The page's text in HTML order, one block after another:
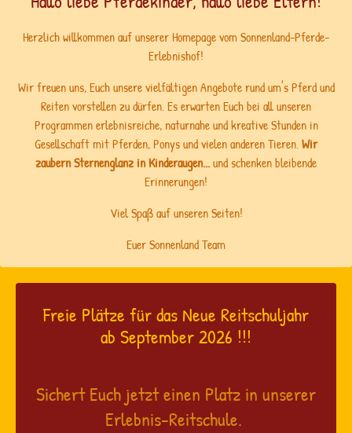
Herzlich willkommen auf unserer Homepage vom Sonnenland-Pferde-
Erlebnishof!
Wir freuen uns, Euch unsere vielfältigen Angebote rund um's Pferd und
Reiten vorstellen zu dürfen. Es erwarten Euch bei all unseren
Programmen erlebnisreiche, naturnahe und kreative Stunden in
Gesellschaft mit Pferden, Ponys und vielen anderen Tieren.Wir
zaubern Sternenglanz in Kinderaugen...und schenken bleibende
Erinnerungen!
Viel Spaß auf unseren Seiten!
Euer Sonnenland Team
Freie Plätze für das Neue Reitschuljahr
ab September 2026 !!!
Sichert Euch jetzt einen Platz in unserer
Erlebnis-Reitschule.